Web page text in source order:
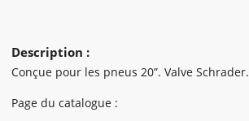
Description :
Conçue pour les pneus 20”. Valve Schrader.
Page du catalogue :